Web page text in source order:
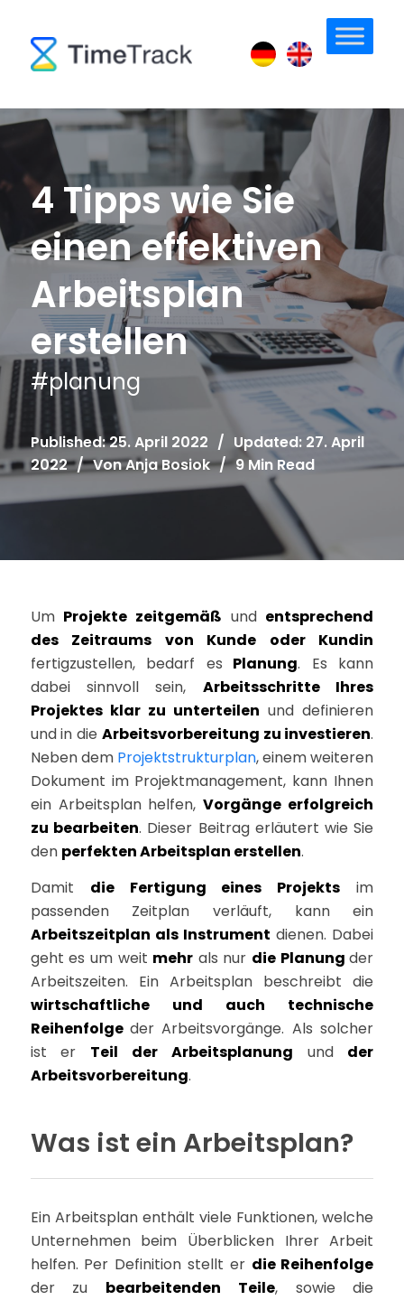
4 Tipps wie Sie
einen effektiven
Arbeitsplan
erstellen
#planung
Published: 25. April 2022 / Updated: 27. April
2022 / VonAnja Bosiok / 9 Min Read
Um Projekte zeitgemäß und entsprechend
des Zeitraums von Kunde oder Kundin
fertigzustellen, bedarf es Planung. Es kann
dabei sinnvoll sein, Arbeitsschritte Ihres
Projektes klar zu unterteilen und definieren
und in die Arbeitsvorbereitung zu investieren.
Neben dem Projektstrukturplan, einem weiteren
Dokument im Projektmanagement, kann Ihnen
ein Arbeitsplan helfen,Vorgänge erfolgreich
zu bearbeiten. Dieser Beitrag erläutert wie Sie
den perfekten Arbeitsplan erstellen.
Damit die Fertigung eines Projekts im
passenden Zeitplan verläuft, kann ein
Arbeitszeitplan als Instrument dienen. Dabei
geht es um weit mehr als nur die Planungder
Arbeitszeiten. Ein Arbeitsplan beschreibt die
wirtschaftliche und auch technische
Reihenfolgeder Arbeitsvorgänge. Als solcher
ist er Teil der Arbeitsplanung und der
Arbeitsvorbereitung.
Was ist ein Arbeitsplan?
Ein Arbeitsplan enthält viele Funktionen, welche
Unternehmen beim Überblicken Ihrer Arbeit
helfen. Per Definition stellt er die Reihenfolge
der zu bearbeitenden Teile, sowie die